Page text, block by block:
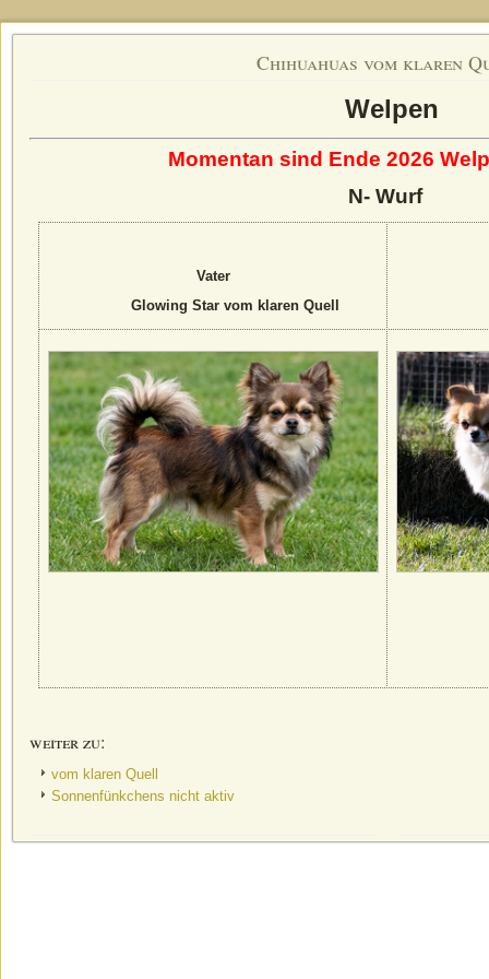
Chihuahuas vom klaren
Welpen
Momentan sind Ende 2026
N- Wurf
Vater
Glowing Star vom klaren Quell
weiter zu:
vom klaren Quell
Sonnenfünkchens nicht aktiv